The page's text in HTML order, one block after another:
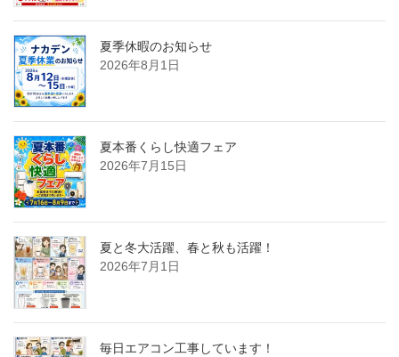
夏季休暇のお知らせ
2026年8月1日
夏本番くらし快適フェア
2026年7月15日
夏と冬大活躍、春と秋も活躍！
2026年7月1日
毎日エアコン工事しています！